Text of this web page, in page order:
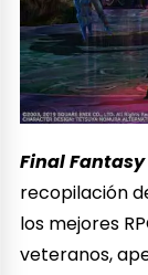
Final Fantasy
recopilación
los mejores
veteranos,